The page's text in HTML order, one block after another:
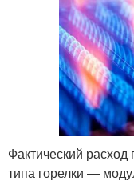
Фактический расход
типа горелки —